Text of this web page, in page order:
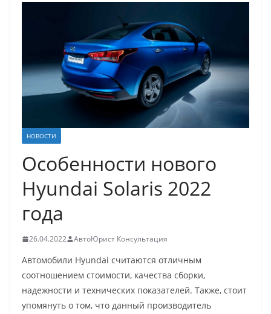
НОВОСТИ
Особенности нового
Hyundai Solaris 2022
года
26.04.2022 АвтоЮрист Консультация
Автомобили Hyundai считаются отличным
соотношением стоимости, качества сборки,
надежности и технических показателей. Также, стоит
упомянуть о том, что данный производитель